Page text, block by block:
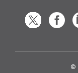
©